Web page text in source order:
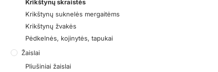
Krikštynų skraistės
Krikštynų suknelės mergaitėms
Krikštynų žvakės
Pėdkelnės, kojinytės, tapukai
Žaislai
Pliušiniai žaislai